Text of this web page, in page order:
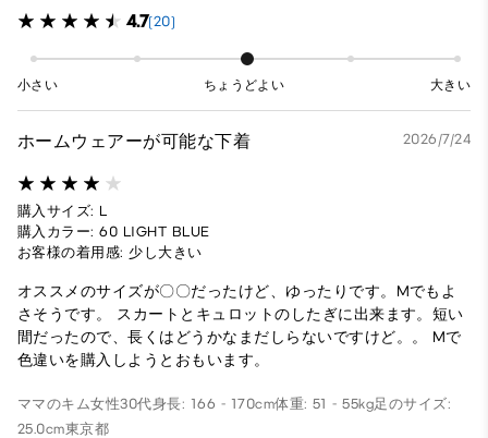
4.7(20)
小さい ちょうどよい 大きい
ホームウェアーが可能な下着 2026/7/24
購入サイズ: L
購入カラー: 60 LIGHT BLUE
お客様の着用感: 少し大きい
オススメのサイズが〇〇だったけど、ゆったりです。Mでもよ
さそうです。 スカートとキュロットのしたぎに出来ます。短い
間だったので、長くはどうかなまだしらないですけど。。 Mで
色違いを購入しようとおもいます。
ママのキム女性30代身長: 166 - 170cm体重: 51 - 55kg足のサイズ:
25.0cm東京都